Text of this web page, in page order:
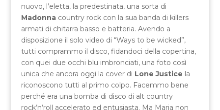
nuovo, l’eletta, la predestinata, una sorta di
Madonnacountry rock con la sua banda di killers
armati di chitarra basso e batteria. Avendo a
disposizione il solo video di “Ways to be wicked”,
tutti comprammo il disco, fidandoci della copertina,
con quei due occhi blu imbronciati, una foto così
unica che ancora oggi la cover di Lone Justice la
riconoscono tutti al primo colpo. Facemmo bene
perché era una bomba di disco di alt country
rock’n’roll accelerato ed entusiasta. Ma Maria non